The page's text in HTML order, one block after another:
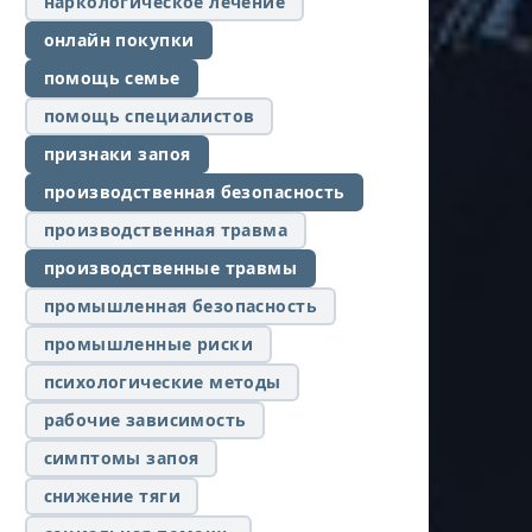
онлайн покупки
помощь семье
помощь специалистов
признаки запоя
производственная безопасность
производственная травма
производственные травмы
промышленная безопасность
промышленные риски
психологические методы
рабочие зависимость
симптомы запоя
снижение тяги